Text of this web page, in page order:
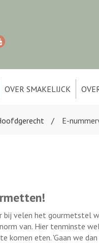
OVER SMAKELIJCK
E-
velen het gourmetstel
van. Hier tenminste
komen eten. 'Gaan we